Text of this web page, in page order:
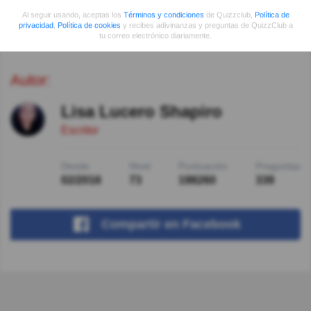
Victoria Oyarzun Cardenas Hace 8año(s)
Ella verdad..es que no tenía ..idea
Autor:
Lisa Lucero Shapiro
Escritor
02/2016 198260 339
Compartir en Facebook
Al seguir usando, aceptas los Términos y condiciones de Quizzclub, Política de
privacidad, Política de cookies y recibes adivinanzas y preguntas de QuizzClub a
tu correo electrónico diariamente.